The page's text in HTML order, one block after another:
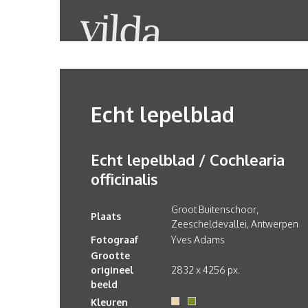
Echt lepelblad
Echt lepelblad / Cochlearia
officinalis
Plaats
Groot Buitenschoor,
Zeescheldevallei, Antwerpen
Fotograaf
Yves Adams
Grootte
origineel
beeld
2832 x 4256 px.
Kleuren